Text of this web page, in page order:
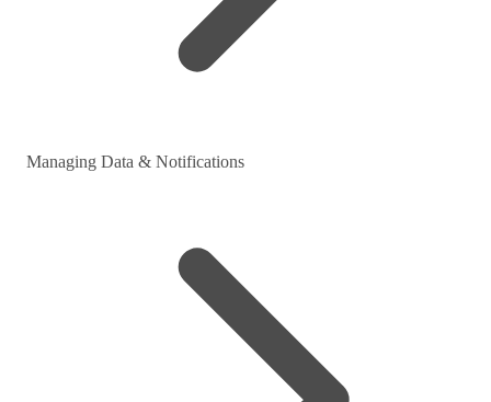
Managing Data & Notifications